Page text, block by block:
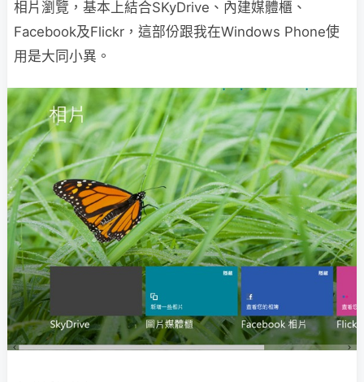
相片瀏覽，基本上結合SKyDrive、內建媒體櫃、
Facebook及Flickr，這部份跟我在Windows Phone使
用是大同小異。